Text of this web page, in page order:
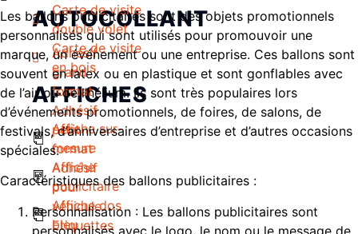
Carte de visite
double volet
Carte de visite
en bois
AFFICHES
Affiche sur-
mesure
Affiche
publicitaire
Affiche dos
bleu
AUTOCOLLANT
Adhésif
grand
format
Adhésif
petit
format
Adhésif
pour
véhicule
Etiquettes
Les ballons publicitaires sont des objets promotionnels
personnalisés qui sont utilisés pour promouvoir une
marque, un événement ou une entreprise. Ces ballons sont
souvent en latex ou en plastique et sont gonflables avec
de l’air ou de l’hélium. Ils sont très populaires lors
d’événements promotionnels, de foires, de salons, de
festivals, d’anniversaires d’entreprise et d’autres occasions
spéciales.
Caractéristiques des ballons publicitaires :
Personnalisation : Les ballons publicitaires sont
personnalisés avec le logo, le nom ou le message de